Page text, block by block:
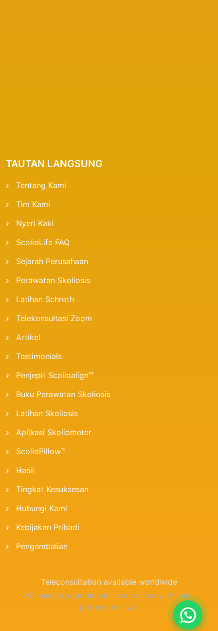
TAUTAN LANGSUNG
Tentang Kami
Tim Kami
Nyeri Kaki
ScolioLife FAQ
Sejarah Perusahaan
Perawatan Skoliosis
Latihan Schroth
Telekonsultasi Zoom
Artikel
Testimonials
Penjepit Scolioalign™
Buku Perawatan Skoliosis
Latihan Skoliosis
Aplikasi Skoliometer
ScolioPillow™
Hasil
Tingkat Kesuksesan
Hubungi Kami
Kebijakan Pribadi
Pengembalian
Teleconsultation available worldwide
We handle your data in accordance with data
protection laws.